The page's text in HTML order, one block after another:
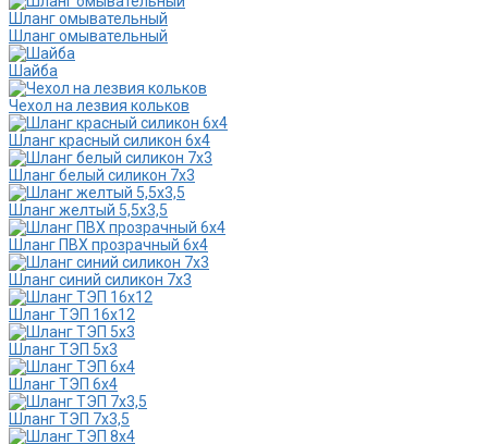
Шланг омывательный
Шланг омывательный
Шайба
Чехол на лезвия кольков
Шланг красный силикон 6х4
Шланг белый силикон 7х3
Шланг желтый 5,5х3,5
Шланг ПВХ прозрачный 6х4
Шланг синий силикон 7х3
Шланг ТЭП 16х12
Шланг ТЭП 5х3
Шланг ТЭП 6х4
Шланг ТЭП 7х3,5